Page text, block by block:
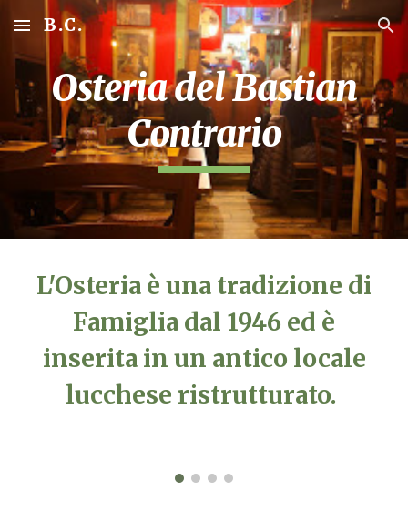
Skip to main content Skip to navigation
B.C.
Osteria del Bastian
Contrario
L'Osteria è una tradizione di
Famiglia dal 1946 ed è
inserita in un antico locale
lucchese ristrutturato.